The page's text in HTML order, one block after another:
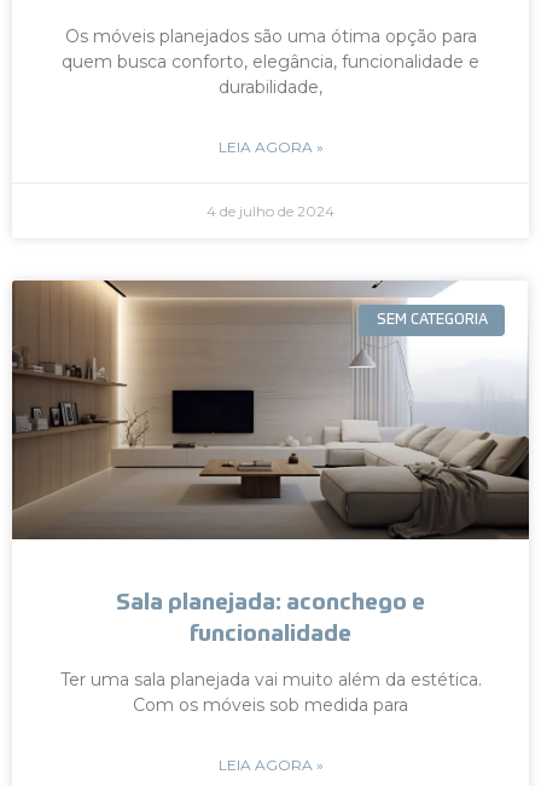
Os móveis planejados são uma ótima opção para
quem busca conforto, elegância, funcionalidade e
durabilidade,
LEIA AGORA »
4 de julho de 2024
SEM CATEGORIA
Sala planejada: aconchego e
funcionalidade
Ter uma sala planejada vai muito além da estética.
Com os móveis sob medida para
LEIA AGORA »